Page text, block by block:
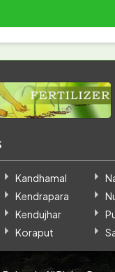
Kandhamal
Kendrapara
Kendujhar
Koraput